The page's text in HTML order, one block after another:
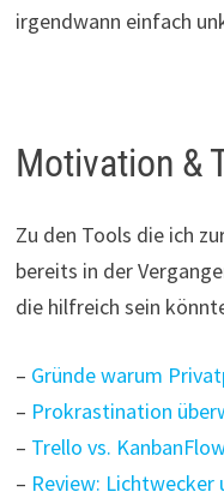
irgendwann einfach
Motivation &
Zu den Tools die ich
bereits in der
die hilfreich sein
– Gründe warum
– Prokrastination
– Trello vs.
– Review: Lichtwecker